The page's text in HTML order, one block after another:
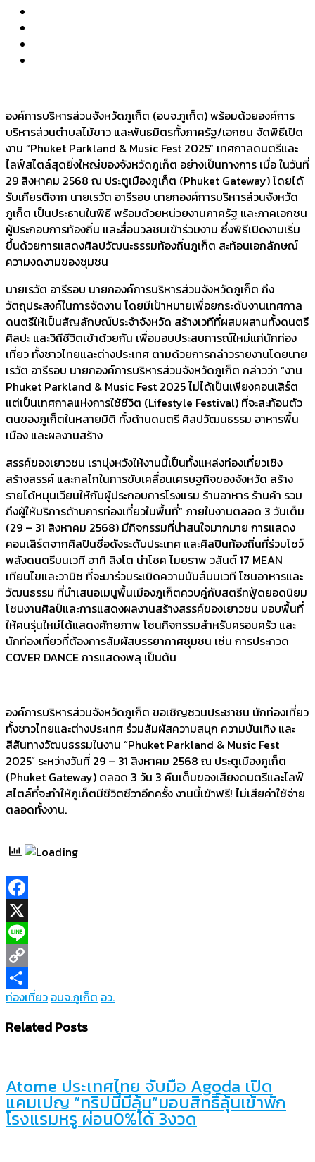
องค์การบริหารส่วนจังหวัดภูเก็ต (อบจ.ภูเก็ต) พร้อมด้วยองค์การ
บริหารส่วนตำบลไม้ขาว และพันธมิตรทั้งภาครัฐ/เอกชน จัดพิธีเปิด
งาน “Phuket Parkland & Music Fest 2025” เทศกาลดนตรีและ
ไลฟ์สไตล์สุดยิ่งใหญ่ของจังหวัดภูเก็ต อย่างเป็นทางการ เมื่อ ในวันที่
29 สิงหาคม 2568 ณ ประตูเมืองภูเก็ต (Phuket Gateway) โดยได้
รับเกียรติจาก นายเรวัต อารีรอบ นายกองค์การบริหารส่วนจังหวัด
ภูเก็ต เป็นประธานในพิธี พร้อมด้วยหน่วยงานภาครัฐ และภาคเอกชน
ผู้ประกอบการท้องถิ่น และสื่อมวลชนเข้าร่วมงาน ซึ่งพิธีเปิดงานเริ่ม
ขึ้นด้วยการแสดงศิลปวัฒนะธรรมท้องถิ่นภูเก็ต สะท้อนเอกลักษณ์
ความงดงามของชุมชน
นายเรวัต อารีรอบ นายกองค์การบริหารส่วนจังหวัดภูเก็ต ถึง
วัตถุประสงค์ในการจัดงาน โดยมีเป้าหมายเพื่อยกระดับงานเทศกาล
ดนตรีให้เป็นสัญลักษณ์ประจำจังหวัด สร้างเวทีที่ผสมผสานทั้งดนตรี
ศิลปะ และวิถีชีวิตเข้าด้วยกัน เพื่อมอบประสบการณ์ใหม่แก่นักท่อง
เที่ยว ทั้งชาวไทยและต่างประเทศ ตามด้วยการกล่าวรายงานโดยนาย
เรวัต อารีรอบ นายกองค์การบริหารส่วนจังหวัดภูเก็ต กล่าวว่า “งาน
Phuket Parkland & Music Fest 2025 ไม่ได้เป็นเพียงคอนเสิร์ต
แต่เป็นเทศกาลแห่งการใช้ชีวิต (Lifestyle Festival) ที่จะสะท้อนตัว
ตนของภูเก็ตในหลายมิติ ทั้งด้านดนตรี ศิลปวัฒนธรรม อาหารพื้น
เมือง และผลงานสร้าง
สรรค์ของเยาวชน เรามุ่งหวังให้งานนี้เป็นทั้งแหล่งท่องเที่ยวเชิง
สร้างสรรค์ และกลไกในการขับเคลื่อนเศรษฐกิจของจังหวัด สร้าง
รายได้หมุนเวียนให้กับผู้ประกอบการโรงแรม ร้านอาหาร ร้านค้า รวม
ถึงผู้ให้บริการด้านการท่องเที่ยวในพื้นที่” ภายในงานตลอด 3 วันเต็ม
(29 – 31 สิงหาคม 2568) มีกิจกรรมที่น่าสนใจมากมาย การแสดง
คอนเสิร์ตจากศิลปินชื่อดังระดับประเทศ และศิลปินท้องถิ่นที่ร่วมโชว์
พลังดนตรีบนเวที อาทิ สิงโต นำโชค ไมยราพ วสันต์ 17 MEAN
เทียนไขและวานิช ที่จะมาร่วมระเบิดความมันส์บนเวที โซนอาหารและ
วัฒนธรรม ที่นำเสนอเมนูพื้นเมืองภูเก็ตควบคู่กับสตรีทฟู้ดยอดนิยม
โซนงานศิลป์และการแสดงผลงานสร้างสรรค์ของเยาวชน มอบพื้นที่
ให้คนรุ่นใหม่ได้แสดงศักยภาพ โซนกิจกรรมสำหรับครอบครัว และ
นักท่องเที่ยวที่ต้องการสัมผัสบรรยากาศชุมชน เช่น การประกวด
COVER DANCE การแสดงพลุ เป็นต้น
องค์การบริหารส่วนจังหวัดภูเก็ต ขอเชิญชวนประชาชน นักท่องเที่ยว
ทั้งชาวไทยและต่างประเทศ ร่วมสัมผัสความสนุก ความบันเทิง และ
สีสันทางวัฒนธรรมในงาน “Phuket Parkland & Music Fest
2025” ระหว่างวันที่ 29 – 31 สิงหาคม 2568 ณ ประตูเมืองภูเก็ต
(Phuket Gateway) ตลอด 3 วัน 3 คืนเต็มของเสียงดนตรีและไลฟ์
สไตล์ที่จะทำให้ภูเก็ตมีชีวิตชีวาอีกครั้ง งานนี้เข้าฟรี! ไม่เสียค่าใช้จ่าย
ตลอดทั้งงาน.
Facebook
X
Line
Copy
Link
Share
ท่องเที่ยว อบจ.ภูเก็ต อว.
Related Posts
Atome ประเทศไทย จับมือ Agoda เปิด
แคมเปญ “ทริปนี้มีลุ้น”มอบสิทธิ์ลุ้นเข้าพัก
โรงแรมหรู ผ่อน0%ได้ 3งวด